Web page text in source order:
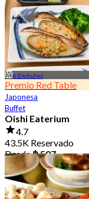
6 Enchufes
Premio Red Table
Japonesa
Buffet
Oishi Eaterium
4.7
43.5K Reservado
Desde฿ 587